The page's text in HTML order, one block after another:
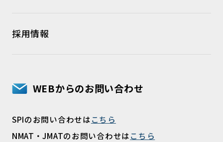
採用情報
WEBからのお問い合わせ
SPIのお問い合わせはこちら
NMAT・JMATのお問い合わせはこちら